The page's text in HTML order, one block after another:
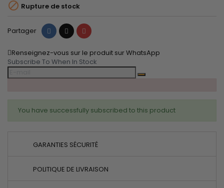
 Rupture de stock
Partager PartagerTweet Pinterest
Renseignez-vous sur le produit sur WhatsApp
Subscribe To When In Stock
You have successfully subscribed to this product
GARANTIES SÉCURITÉ
POLITIQUE DE LIVRAISON